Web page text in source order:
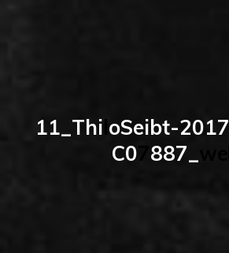
11 Thi oSeibt-2017
C0 887